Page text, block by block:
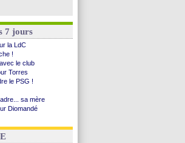
7 jours
la LdC
!
le club
Torres
le PSG !
sa mère
Diomandé
!